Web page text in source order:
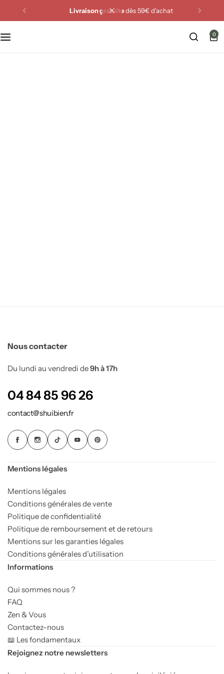
Livraison gratuitedès 59€ d'achat
0
Nous contacter
Du lundi au vendredi de9h à 17h
04 84 85 96 26
contact@shuibien.fr
Mentions légales
Mentions légales
Conditions générales de vente
Politique de confidentialité
Politique de remboursement et de retours
Mentions sur les garanties légales
Conditions générales d’utilisation
Informations
Qui sommes nous ?
FAQ
Zen & Vous
Contactez-nous
📖 Les fondamentaux
Rejoignez notre newsletters
Miroirs Feng Shui
Accessoires de bougie
Lampes de Sel
Lampes brutes
Lampes symboliques
Bracelets
Galets
Pierres roulées
Minéraux bruts & sculptés
Lampes minérales
Pièces uniques
Salon Feng shui
Chambre Feng shui